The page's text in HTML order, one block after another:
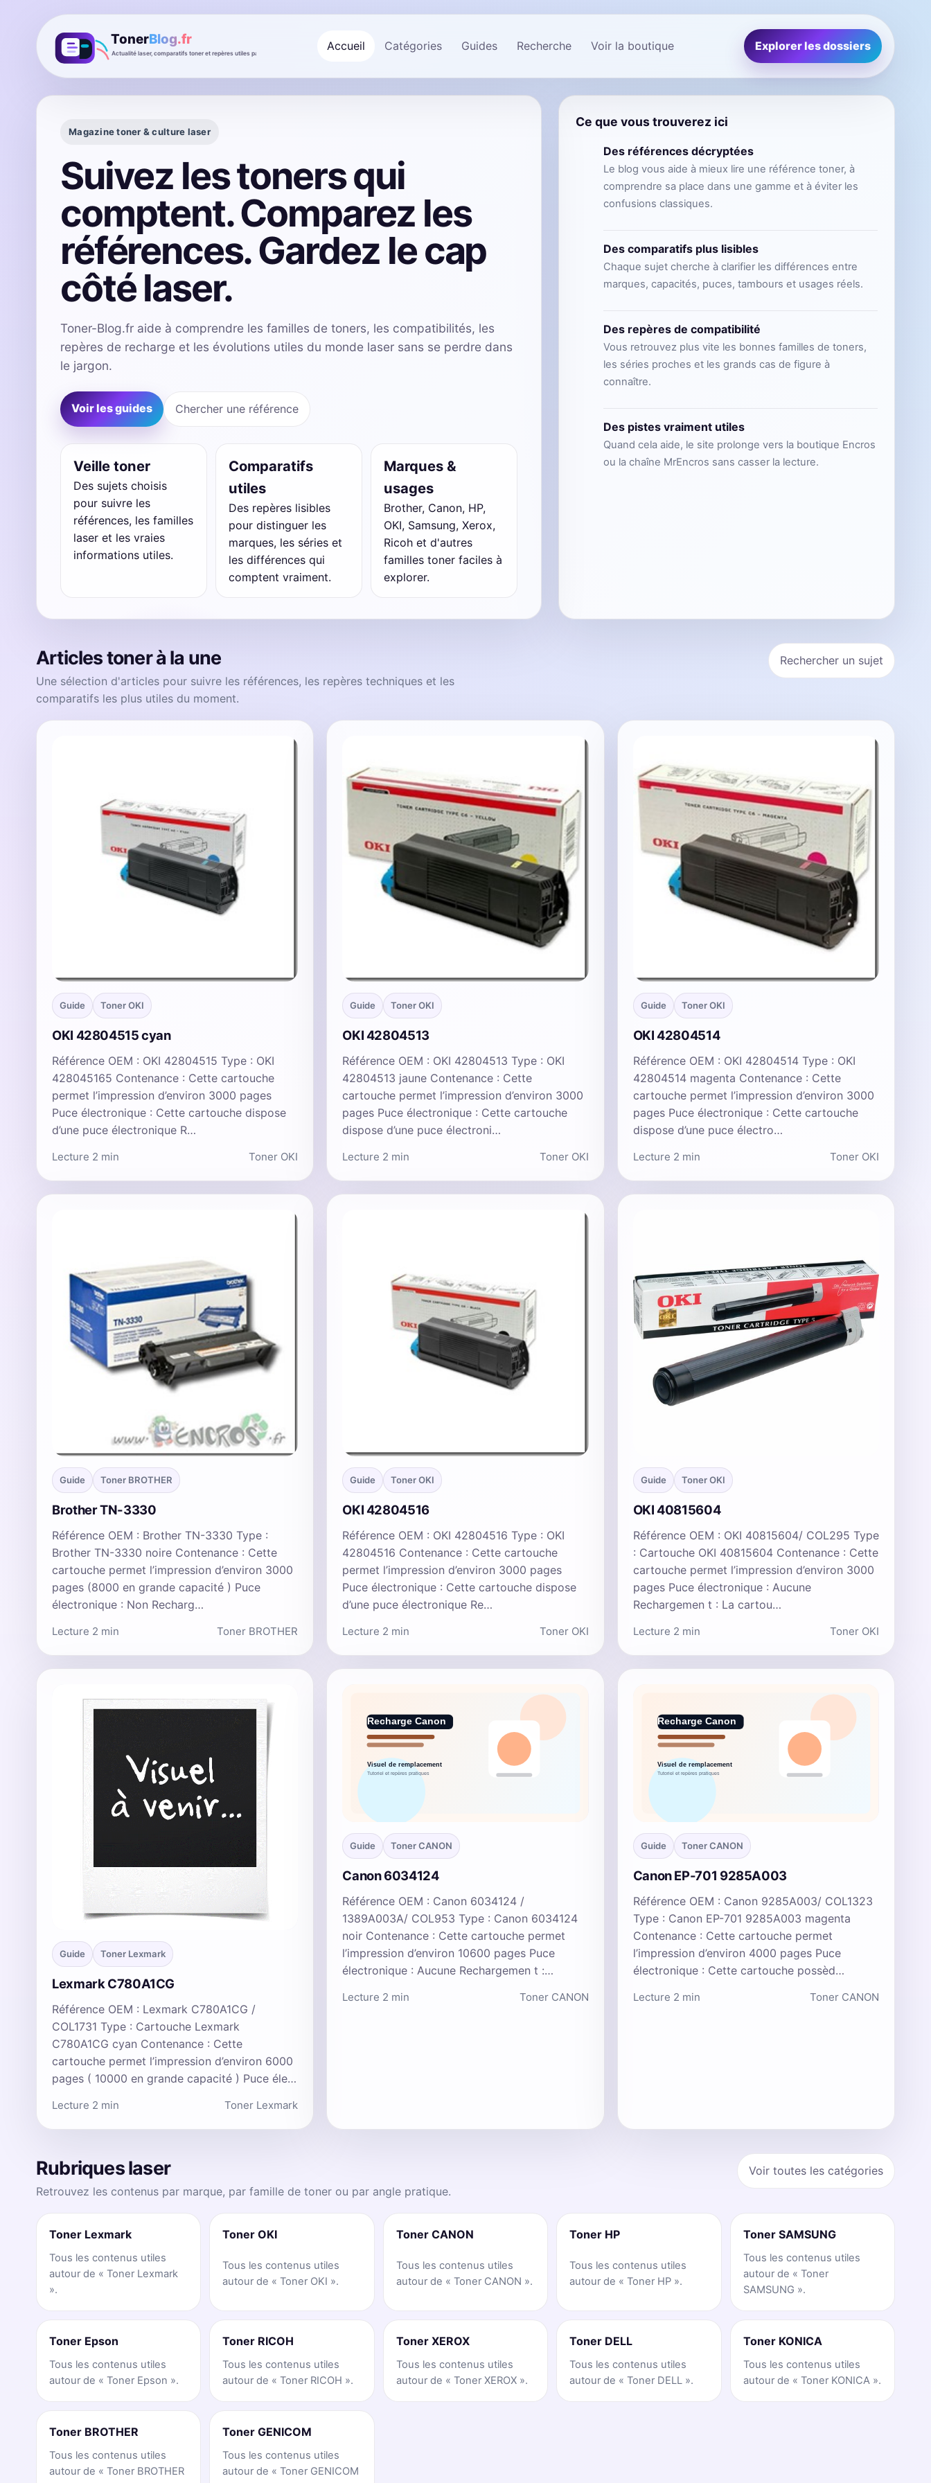
Accueil Catégories Guides Recherche Voir la boutique Explorer les dossiers
Magazine toner & culture laser
Suivez les toners qui
comptent. Comparez les
références. Gardez le cap
côté laser.
Toner-Blog.fr aide à comprendre les familles de toners, les compatibilités, les
repères de recharge et les évolutions utiles du monde laser sans se perdre dans
le jargon.
Voir les guides Chercher une référence
Veille toner
Des sujets choisis
pour suivre les
références, les familles
laser et les vraies
informations utiles.
Comparatifs
utiles
Des repères lisibles
pour distinguer les
marques, les séries et
les différences qui
comptent vraiment.
Marques &
usages
Brother, Canon, HP,
OKI, Samsung, Xerox,
Ricoh et d'autres
familles toner faciles à
explorer.
Ce que vous trouverez ici
Des références décryptées
Le blog vous aide à mieux lire une référence toner, à
comprendre sa place dans une gamme et à éviter les
confusions classiques.
Des comparatifs plus lisibles
Chaque sujet cherche à clarifier les différences entre
marques, capacités, puces, tambours et usages réels.
Des repères de compatibilité
Vous retrouvez plus vite les bonnes familles de toners,
les séries proches et les grands cas de figure à
connaître.
Des pistes vraiment utiles
Quand cela aide, le site prolonge vers la boutique Encros
ou la chaîne MrEncros sans casser la lecture.
Articles toner à la une
Une sélection d'articles pour suivre les références, les repères techniques et les
comparatifs les plus utiles du moment.
Rechercher un sujet
Guide Toner OKI
OKI 42804515 cyan
Référence OEM : OKI 42804515 Type : OKI
428045165 Contenance : Cette cartouche
permet l’impression d’environ 3000 pages
Puce électronique : Cette cartouche dispose
d’une puce électronique R…
Lecture 2 min Toner OKI
Guide Toner OKI
OKI 42804513
Référence OEM : OKI 42804513 Type : OKI
42804513 jaune Contenance : Cette
cartouche permet l’impression d’environ 3000
pages Puce électronique : Cette cartouche
dispose d’une puce électroni…
Lecture 2 min Toner OKI
Guide Toner OKI
OKI 42804514
Référence OEM : OKI 42804514 Type : OKI
42804514 magenta Contenance : Cette
cartouche permet l’impression d’environ 3000
pages Puce électronique : Cette cartouche
dispose d’une puce électro…
Lecture 2 min Toner OKI
Guide Toner BROTHER
Brother TN-3330
Référence OEM : Brother TN-3330 Type :
Brother TN-3330 noire Contenance : Cette
cartouche permet l’impression d’environ 3000
pages (8000 en grande capacité ) Puce
électronique : Non Recharg…
Lecture 2 min Toner BROTHER
Guide Toner OKI
OKI 42804516
Référence OEM : OKI 42804516 Type : OKI
42804516 Contenance : Cette cartouche
permet l’impression d’environ 3000 pages
Puce électronique : Cette cartouche dispose
d’une puce électronique Re…
Lecture 2 min Toner OKI
Guide Toner OKI
OKI 40815604
Référence OEM : OKI 40815604/ COL295 Type
: Cartouche OKI 40815604 Contenance : Cette
cartouche permet l’impression d’environ 3000
pages Puce électronique : Aucune
Rechargemen t : La cartou…
Lecture 2 min Toner OKI
Guide Toner Lexmark
Lexmark C780A1CG
Référence OEM : Lexmark C780A1CG /
COL1731 Type : Cartouche Lexmark
C780A1CG cyan Contenance : Cette
cartouche permet l’impression d’environ 6000
pages ( 10000 en grande capacité ) Puce éle…
Lecture 2 min Toner Lexmark
Guide Toner CANON
Canon 6034124
Référence OEM : Canon 6034124 /
1389A003A/ COL953 Type : Canon 6034124
noir Contenance : Cette cartouche permet
l’impression d’environ 10600 pages Puce
électronique : Aucune Rechargemen t :…
Lecture 2 min Toner CANON
Guide Toner CANON
Canon EP-701 9285A003
Référence OEM : Canon 9285A003/ COL1323
Type : Canon EP-701 9285A003 magenta
Contenance : Cette cartouche permet
l’impression d’environ 4000 pages Puce
électronique : Cette cartouche possèd…
Lecture 2 min Toner CANON
Rubriques laser
Retrouvez les contenus par marque, par famille de toner ou par angle pratique.
Voir toutes les catégories
Toner Lexmark
Tous les contenus utiles
autour de « Toner Lexmark
».
Toner OKI
Tous les contenus utiles
autour de « Toner OKI ».
Toner CANON
Tous les contenus utiles
autour de « Toner CANON ».
Toner HP
Tous les contenus utiles
autour de « Toner HP ».
Toner SAMSUNG
Tous les contenus utiles
autour de « Toner
SAMSUNG ».
Toner Epson
Tous les contenus utiles
autour de « Toner Epson ».
Toner RICOH
Tous les contenus utiles
autour de « Toner RICOH ».
Toner XEROX
Tous les contenus utiles
autour de « Toner XEROX ».
Toner DELL
Tous les contenus utiles
autour de « Toner DELL ».
Toner KONICA
Tous les contenus utiles
autour de « Toner KONICA ».
Toner BROTHER
Tous les contenus utiles
autour de « Toner BROTHER
Toner GENICOM
Tous les contenus utiles
autour de « Toner GENICOM